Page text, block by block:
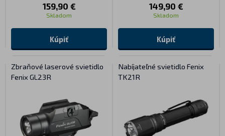
159,90 €
Skladom
Kúpiť
149,90 €
Skladom
Kúpiť
Zbraňové laserové svietidlo
Fenix GL23R
Nabíjateľné svietidlo Fenix
TK21R